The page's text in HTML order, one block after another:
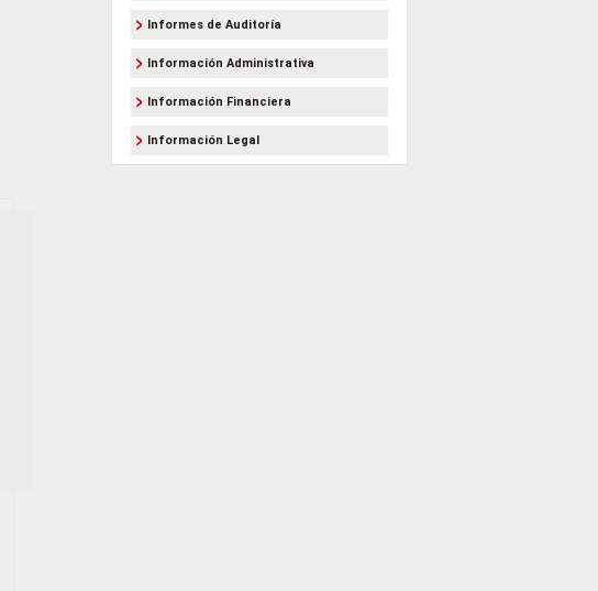
Informes de Auditoría
Información Administrativa
Información Financiera
Información Legal